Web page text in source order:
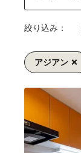
絞り込み：
アジアン
へ
へ